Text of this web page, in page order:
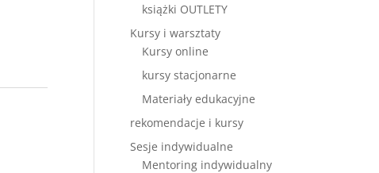
książki OUTLETY
Kursy i warsztaty
Kursy online
kursy stacjonarne
Materiały edukacyjne
rekomendacje i kursy
Sesje indywidualne
Mentoring indywidualny